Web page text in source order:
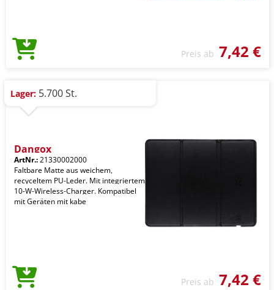
Preis ab 7,42 €
Lager: 5.700 St.
Dangox
ArtNr.:21330002000
Faltbare Matte aus weichem,
recyceltem PU-Leder. Mit integriertem
10-W-Wireless-Charger. Kompatibel
mit Geräten mit kabe
Preis ab 7,42 €